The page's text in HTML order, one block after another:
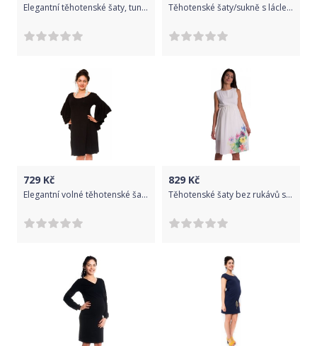
Elegantní těhotenské šaty, tunika s výšivkou a stuhou - sv. šedé (kojící), Velikosti těh. moda XXL (44) Těhotenské šaty/sukně s láclem - modré, Velikosti těh. moda XL (42)
729 Kč
Elegantní volné těhotenské šaty Kamila - černé, Velikosti těh. moda XL (42)
829 Kč
Těhotenské šaty bez rukávů s potiskem květin - ecru, Velikosti těh. moda S (36)